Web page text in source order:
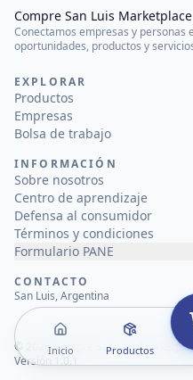
Inicio Productos
Compre San Luis Marketplace
Conectamos empresas y personas
oportunidades, productos y
EXPLORAR
Productos
Empresas
Bolsa de trabajo
INFORMACIÓN
Sobre nosotros
Centro de aprendizaje
Defensa al consumidor
Términos y condiciones
Formulario PANE
CONTACTO
San Luis, Argentina
© 2026Compre San Luis
Versión 1.0.1